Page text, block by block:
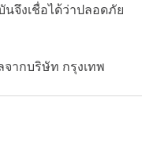
นจึงเชื่อได้ว่าปลอดภัย
ากบริษัท กรุงเทพ